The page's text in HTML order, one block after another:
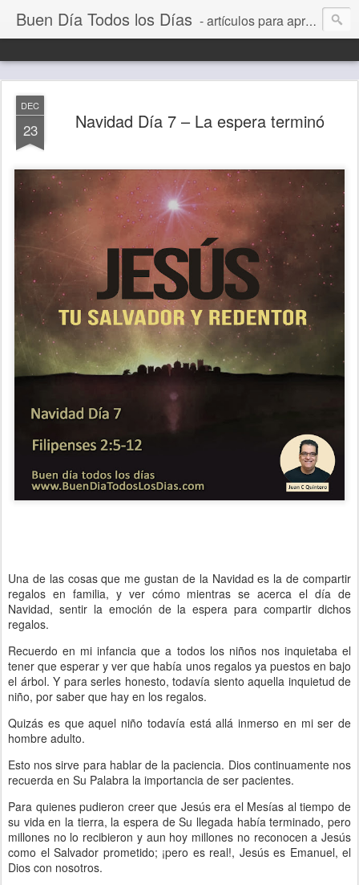
Buen Día Todos los Días - artículos para aprender a vivir mejor, un día a la vez. Por Juan C Quintero
DEC
23 Navidad Día 7 – La espera terminó
Una de las cosas que me gustan de la Navidad es la de compartir
regalos en familia, y ver cómo mientras se acerca el día de
Navidad, sentir la emoción de la espera para compartir dichos
regalos.
Recuerdo en mi infancia que a todos los niños nos inquietaba el
tener que esperar y ver que había unos regalos ya puestos en bajo
el árbol. Y para serles honesto, todavía siento aquella inquietud de
niño, por saber que hay en los regalos.
Quizás es que aquel niño todavía está allá inmerso en mi ser de
hombre adulto.
Esto nos sirve para hablar de la paciencia. Dios continuamente nos
recuerda en Su Palabra la importancia de ser pacientes.
Para quienes pudieron creer que Jesús era el Mesías al tiempo de
su vida en la tierra, la espera de Su llegada había terminado, pero
millones no lo recibieron y aun hoy millones no reconocen a Jesús
como el Salvador prometido; ¡pero es real!, Jesús es Emanuel, el
Dios con nosotros.